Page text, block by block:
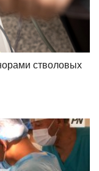
стволовых